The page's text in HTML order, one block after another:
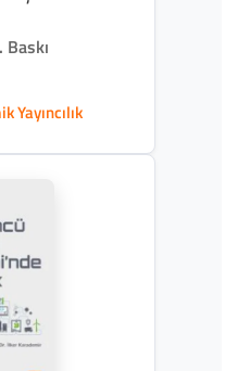
Baskı
Yayıncılık